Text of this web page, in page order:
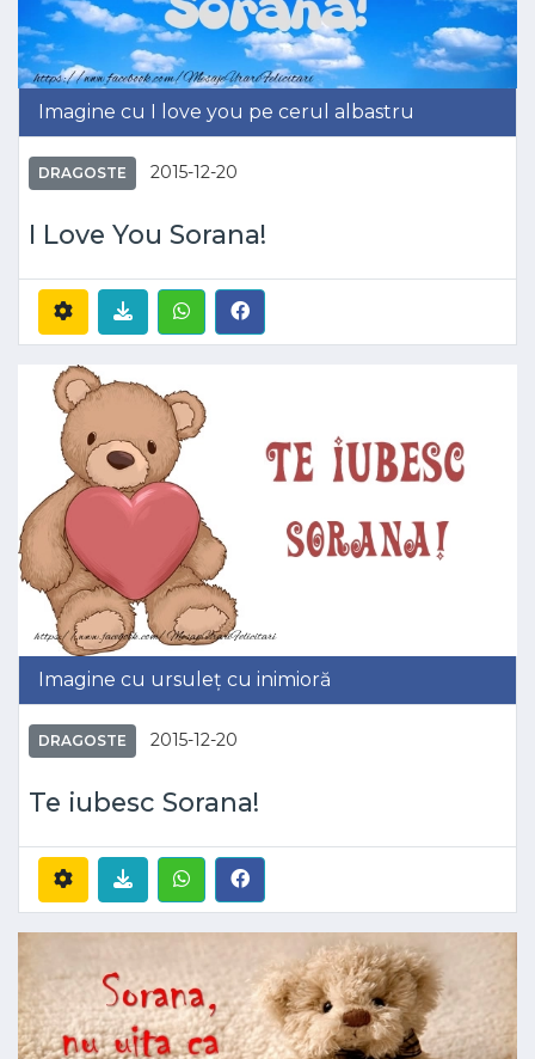
Imagine cu I love you pe cerul albastru
DRAGOSTE 2015-12-20
I Love You Sorana!
Imagine cu ursuleț cu inimioră
DRAGOSTE 2015-12-20
Te iubesc Sorana!